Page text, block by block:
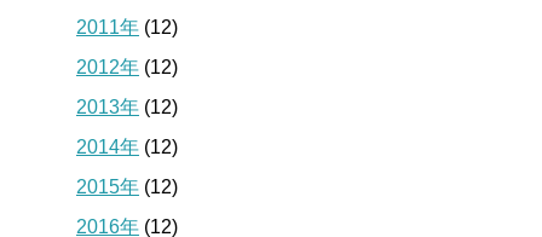
2011年 (12)
2012年 (12)
2013年 (12)
2014年 (12)
2015年 (12)
2016年 (12)